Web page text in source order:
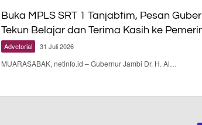
Buka MPLS SRT 1 Tanjabtim, Pesan
Tekun Belajar dan Terima Kasih ke
Advetorial 31 Juli 2026
MUARASABAK, netinfo.id – Gubernur Jambi Dr. H. Al…